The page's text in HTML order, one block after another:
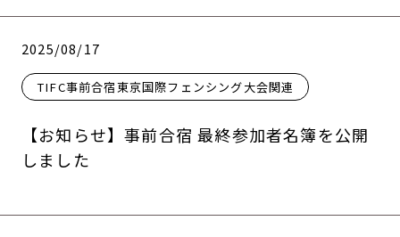
2025/08/17
TIFC事前合宿東京国際フェンシング大会関連
【お知らせ】事前合宿 最終参加者名簿を公開
しました